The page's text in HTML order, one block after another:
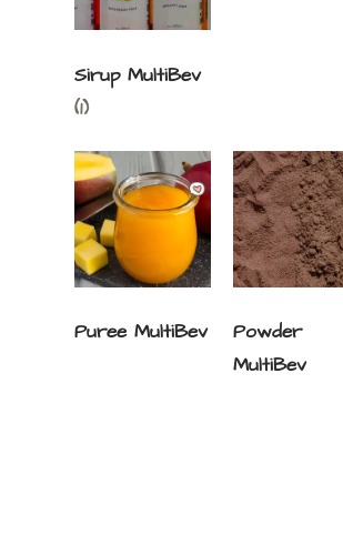
Sirup MultiBev
(1)
Puree MultiBev
Powder
MultiBev